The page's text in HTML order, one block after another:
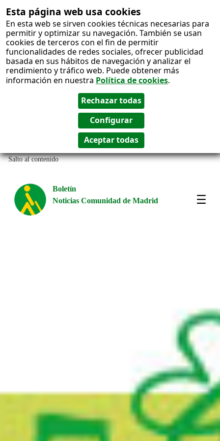
Esta página web usa cookies
En esta web se sirven cookies técnicas necesarias para
permitir y optimizar su navegación. También se usan
cookies de terceros con el fin de permitir
funcionalidades de redes sociales, ofrecer publicidad
basada en sus hábitos de navegación y analizar el
rendimiento y tráfico web. Puede obtener más
información en nuestra Política de cookies.
Salto al contenido
Boletín
Noticias Comunidad de Madrid